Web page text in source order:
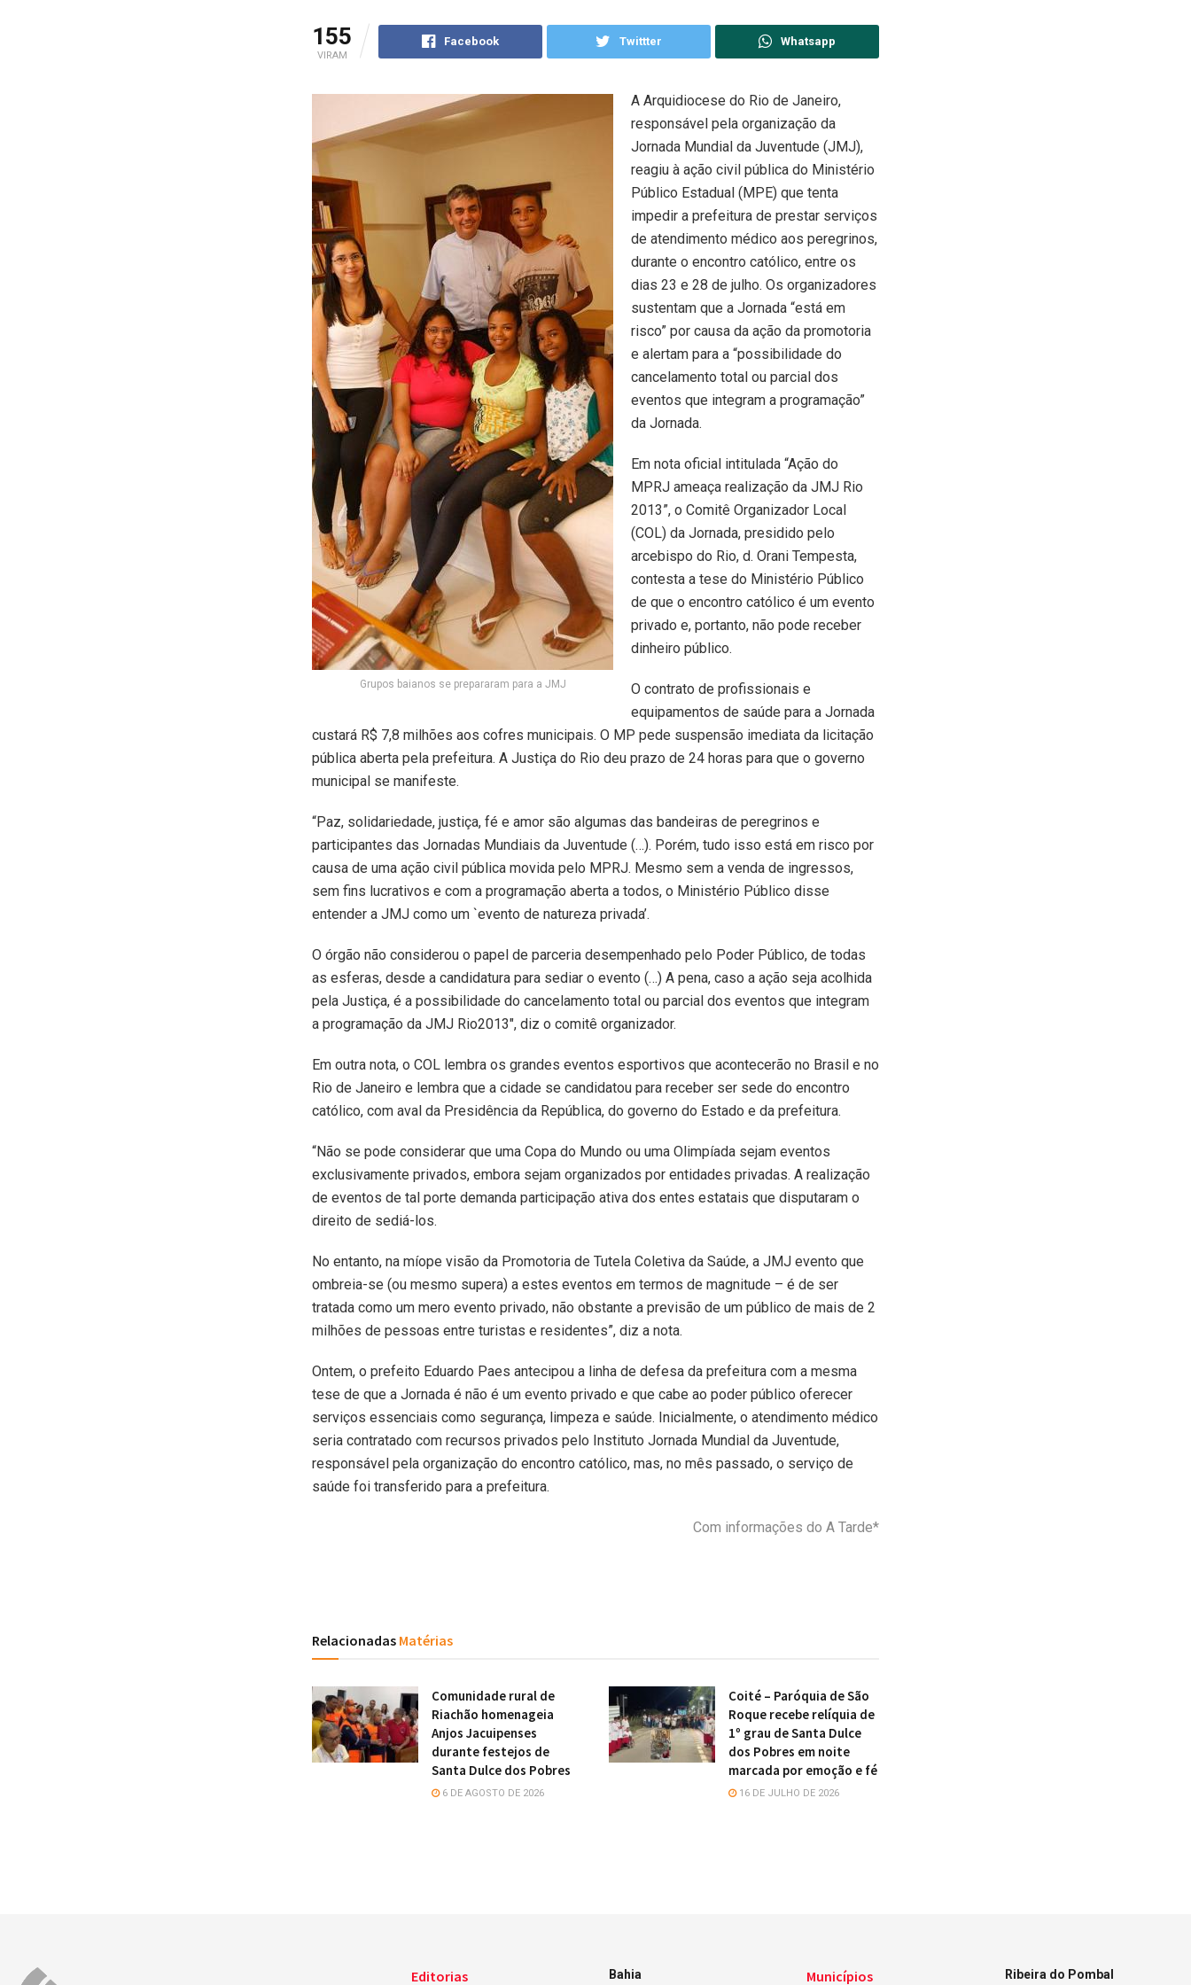
155
VIRAM
Facebook Twittter Whatsapp
Grupos baianos se prepararam para a JMJ
A Arquidiocese do Rio de Janeiro,
responsável pela organização da
Jornada Mundial da Juventude (JMJ),
reagiu à ação civil pública do Ministério
Público Estadual (MPE) que tenta
impedir a prefeitura de prestar serviços
de atendimento médico aos peregrinos,
durante o encontro católico, entre os
dias 23 e 28 de julho. Os organizadores
sustentam que a Jornada “está em
risco” por causa da ação da promotoria
e alertam para a “possibilidade do
cancelamento total ou parcial dos
eventos que integram a programação”
da Jornada.
Em nota oficial intitulada “Ação do
MPRJ ameaça realização da JMJ Rio
2013”, o Comitê Organizador Local
(COL) da Jornada, presidido pelo
arcebispo do Rio, d. Orani Tempesta,
contesta a tese do Ministério Público
de que o encontro católico é um evento
privado e, portanto, não pode receber
dinheiro público.
O contrato de profissionais e
equipamentos de saúde para a Jornada
custará R$ 7,8 milhões aos cofres municipais. O MP pede suspensão imediata da licitação
pública aberta pela prefeitura. A Justiça do Rio deu prazo de 24 horas para que o governo
municipal se manifeste.
“Paz, solidariedade, justiça, fé e amor são algumas das bandeiras de peregrinos e
participantes das Jornadas Mundiais da Juventude (…). Porém, tudo isso está em risco por
causa de uma ação civil pública movida pelo MPRJ. Mesmo sem a venda de ingressos,
sem fins lucrativos e com a programação aberta a todos, o Ministério Público disse
entender a JMJ como um `evento de natureza privada’.
O órgão não considerou o papel de parceria desempenhado pelo Poder Público, de todas
as esferas, desde a candidatura para sediar o evento (…) A pena, caso a ação seja acolhida
pela Justiça, é a possibilidade do cancelamento total ou parcial dos eventos que integram
a programação da JMJ Rio2013″, diz o comitê organizador.
Em outra nota, o COL lembra os grandes eventos esportivos que acontecerão no Brasil e no
Rio de Janeiro e lembra que a cidade se candidatou para receber ser sede do encontro
católico, com aval da Presidência da República, do governo do Estado e da prefeitura.
“Não se pode considerar que uma Copa do Mundo ou uma Olimpíada sejam eventos
exclusivamente privados, embora sejam organizados por entidades privadas. A realização
de eventos de tal porte demanda participação ativa dos entes estatais que disputaram o
direito de sediá-los.
No entanto, na míope visão da Promotoria de Tutela Coletiva da Saúde, a JMJ evento que
ombreia-se (ou mesmo supera) a estes eventos em termos de magnitude – é de ser
tratada como um mero evento privado, não obstante a previsão de um público de mais de 2
milhões de pessoas entre turistas e residentes”, diz a nota.
Ontem, o prefeito Eduardo Paes antecipou a linha de defesa da prefeitura com a mesma
tese de que a Jornada é não é um evento privado e que cabe ao poder público oferecer
serviços essenciais como segurança, limpeza e saúde. Inicialmente, o atendimento médico
seria contratado com recursos privados pelo Instituto Jornada Mundial da Juventude,
responsável pela organização do encontro católico, mas, no mês passado, o serviço de
saúde foi transferido para a prefeitura.
Com informações do A Tarde*
Relacionadas Matérias
Comunidade rural de
Riachão homenageia
Anjos Jacuipenses
durante festejos de
Santa Dulce dos Pobres
6 DE AGOSTO DE 2026
Coité – Paróquia de São
Roque recebe relíquia de
1º grau de Santa Dulce
dos Pobres em noite
marcada por emoção e fé
16 DE JULHO DE 2026
Editorias Bahia Municípios Ribeira do Pombal